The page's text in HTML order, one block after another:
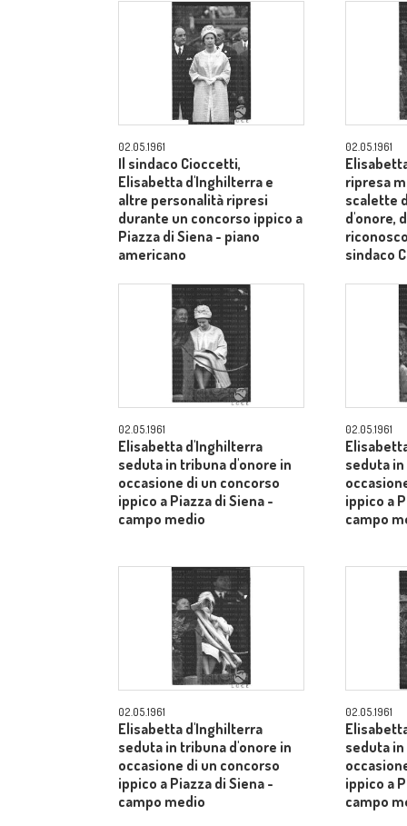
02.05.1961
Il sindaco Cioccetti,
Elisabetta d'Inghilterra e
altre personalità ripresi
durante un concorso ippico a
Piazza di Siena - piano
americano
02.05.1961
ripresa
scalette
d'onore,
sindaco
02.05.1961
Elisabetta d'Inghilterra
seduta in tribuna d'onore in
occasione di un concorso
ippico a Piazza di Siena -
campo medio
02.05.1961
seduta
ippico a
campo
02.05.1961
Elisabetta d'Inghilterra
seduta in tribuna d'onore in
occasione di un concorso
ippico a Piazza di Siena -
campo medio
02.05.1961
seduta
ippico a
campo